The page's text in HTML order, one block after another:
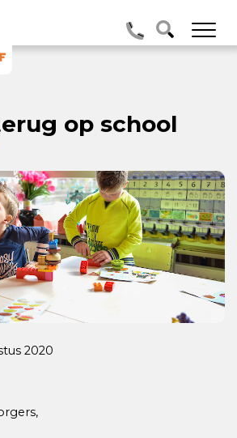
op school
2020